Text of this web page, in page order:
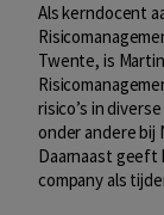
Als kerndocent
Twente, is
risico’s in
onder andere bij
Daarnaast geeft
company als